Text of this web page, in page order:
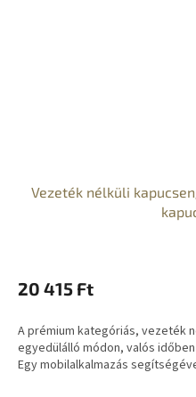
Vezeték nélküli
20 415 Ft
A prémium kategóriás, vezeték
egyedülálló módon, valós
Egy mobilalkalmazás